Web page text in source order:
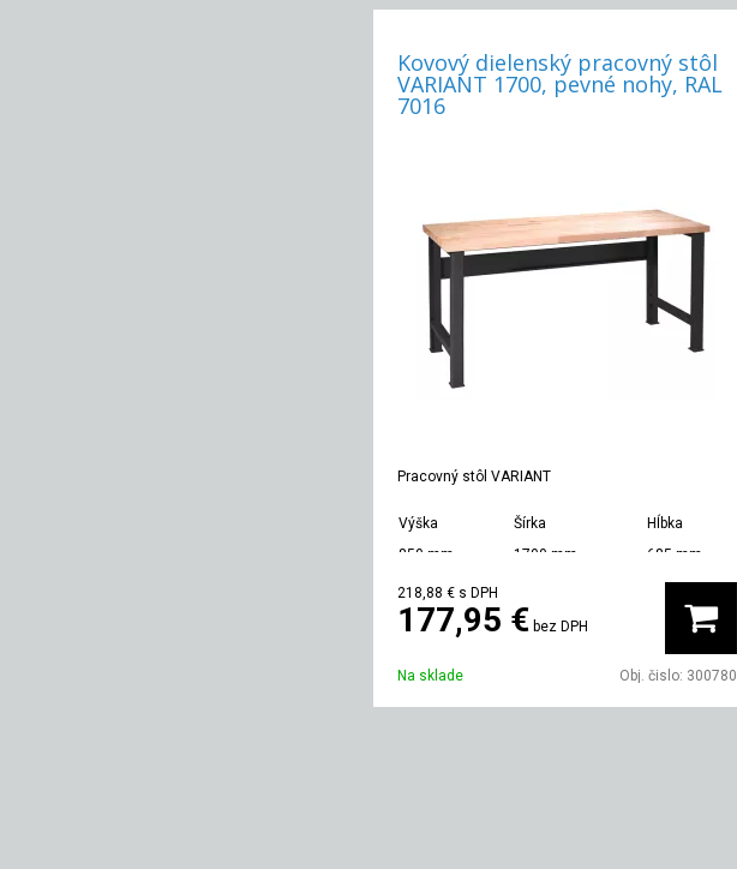
Kovový dielenský pracovný stôl
VARIANT 1700, pevné nohy, RAL
7016
Pracovný stôl VARIANT
Výška Šírka Hĺbka
850 mm
1700 mm 685 mm
218,88 € s DPH
177,95 € bez DPH
Na sklade Obj. čislo: 300780